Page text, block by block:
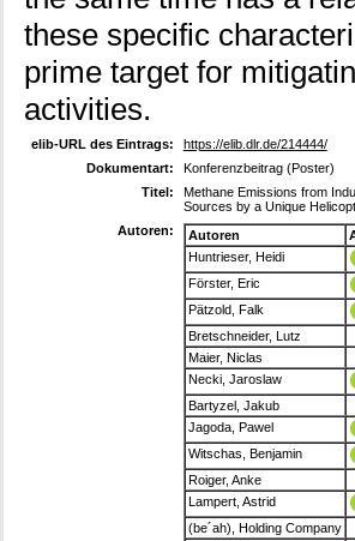
these specific
prime target for
activities.
elib-URL des Eintrags:
https://elib.dlr.de/214444/
Dokumentart:
Konferenzbeitrag (Poster)
Titel:
Methane Emissions from
Sources by a Unique
Autoren:
Autoren
Huntrieser, Heidi
Förster, Eric
Pätzold, Falk
Bretschneider, Lutz
Maier, Niclas
Necki, Jaroslaw
Bartyzel, Jakub
Jagoda, Pawel
Witschas, Benjamin
Roiger, Anke
Lampert, Astrid
(be´ah), Holding Company